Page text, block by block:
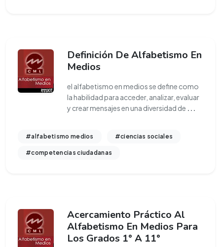
Definición De Alfabetismo En
Medios
el alfabetismo en medios se define como
la habilidad para acceder, analizar, evaluar
y crear mensajes en una diversidad de ...
#alfabetismo medios #ciencias sociales
#competencias ciudadanas
Acercamiento Práctico Al
Alfabetismo En Medios Para
Los Grados 1° A 11°